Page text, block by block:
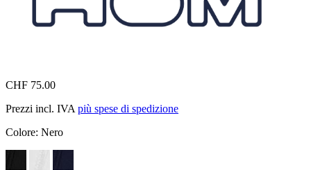
CHF 75.00
Prezzi incl. IVA più spese di spedizione
Colore: Nero